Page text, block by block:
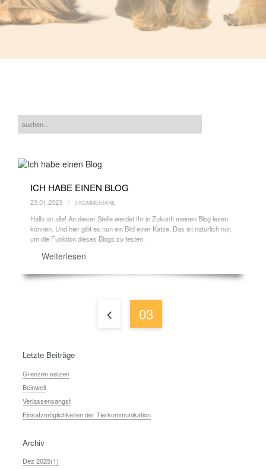
ICH HABE EINEN BLOG
23.01.2023 / 0 KOMMENTARE
Hallo an alle! An dieser Stelle werdet Ihr in Zukunft meinen Blog lesen
können. Und hier gibt es nun ein Bild einer Katze. Das ist natürlich nur,
um die Funktion dieses Blogs zu testen.
Weiterlesen
03
Letzte Beiträge
Grenzen setzen
Beinwell
Verlassensangst
Einsatzmöglichkeiten der Tierkommunikation
Archiv
Dez 2025(1)